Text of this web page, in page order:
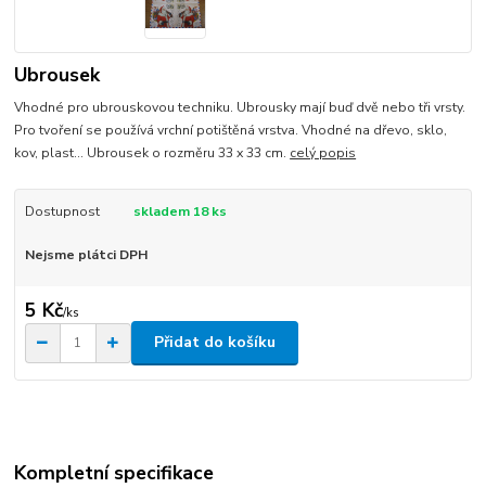
Ubrousek
Vhodné pro ubrouskovou techniku. Ubrousky mají buď dvě nebo tři vrsty.
Pro tvoření se používá vrchní potištěná vrstva. Vhodné na dřevo, sklo,
kov, plast... Ubrousek o rozměru 33 x 33 cm. celý popis
Dostupnost skladem 18 ks
Nejsme plátci DPH
5 Kč/ks
Přidat do košíku
Kompletní specifikace